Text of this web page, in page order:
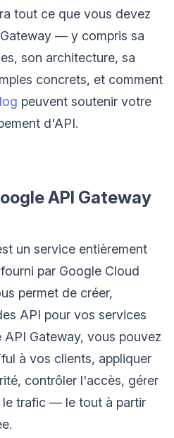
tout ce que vous devez
— y compris sa
son architecture, sa
concrets, et comment
peuvent soutenir votre
d'API.
API Gateway
un service entièrement
par Google Cloud
permet de créer,
API pour vos services
Gateway, vous pouvez
à vos clients, appliquer
contrôler l'accès, gérer
le trafic — le tout à partir